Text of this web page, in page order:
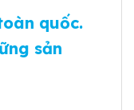
quốc.
sản